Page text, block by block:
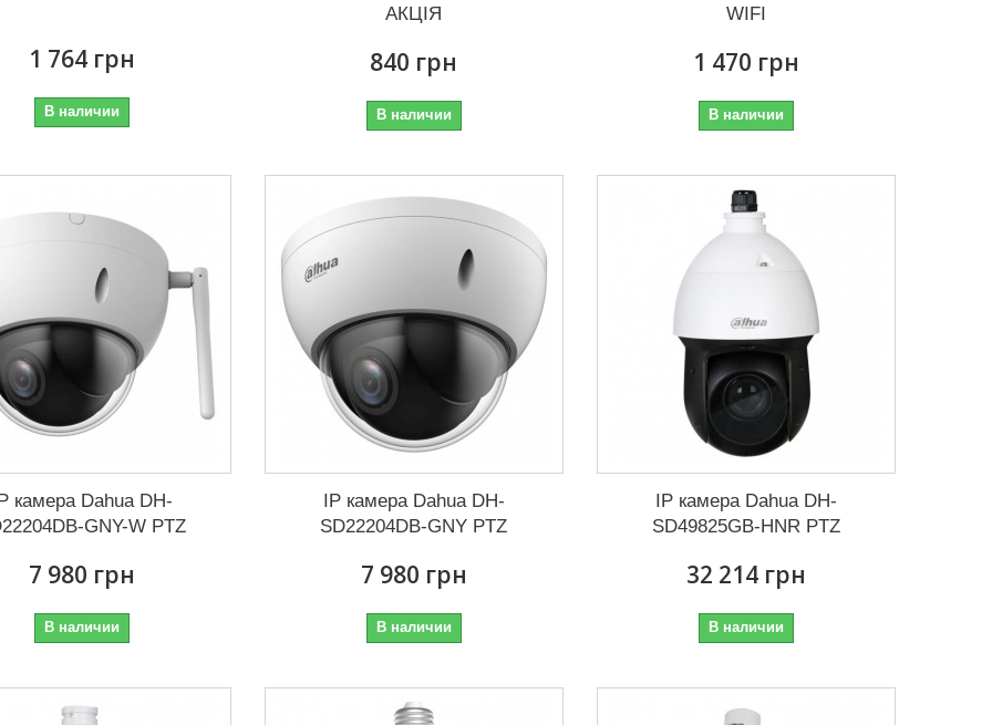
1 764 грн
В наличии
АКЦІЯ
840 грн
В наличии
WIFI
1 470 грн
В наличии
камера Dahua DH-
GNY-W PTZ
7 980 грн
В наличии
IP камера Dahua DH-
SD22204DB-GNY PTZ
7 980 грн
В наличии
IP камера Dahua DH-
SD49825GB-HNR PTZ
32 214 грн
В наличии